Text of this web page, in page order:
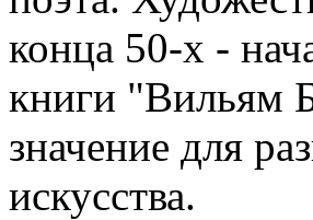
конца 50-х -
книги "Вильям
значение для
искусства.